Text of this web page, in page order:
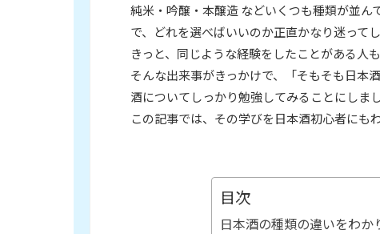
純米・吟醸・本醸造 などいくつも種類が並
で、どれを選べばいいのか正直かなり迷って
きっと、同じような経験をしたことがある人
そんな出来事がきっかけで、「そもそも日本
酒についてしっかり勉強してみることにしまし
この記事では、その学びを日本酒初心者にも
目次
日本酒の種類の違いをわか